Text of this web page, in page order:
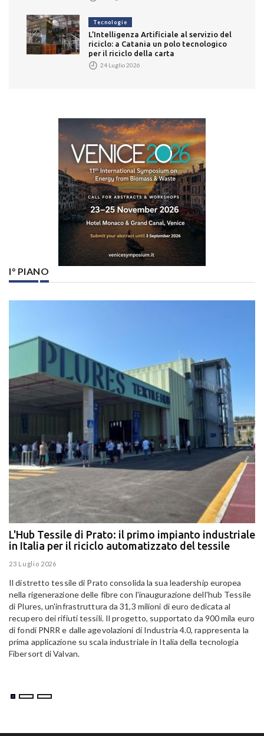
Tecnologie
L’Intelligenza Artificiale al servizio del
riciclo: a Catania un polo tecnologico
per il riciclo della carta
24 Luglio 2026
I° PIANO
L'Hub Tessile di Prato: il primo impianto industriale
in Italia per il riciclo automatizzato del tessile
23 Luglio 2026
Il distretto tessile di Prato consolida la sua leadership europea
nella rigenerazione delle fibre con l'inaugurazione dell'hub Tessile
di Plures, un'infrastruttura da 31,3 milioni di euro dedicata al
recupero dei rifiuti tessili. Il progetto, supportato da 900 mila euro
di fondi PNRR e dalle agevolazioni di Industria 4.0, rappresenta la
prima applicazione su scala industriale in Italia della tecnologia
Fibersort di Valvan.